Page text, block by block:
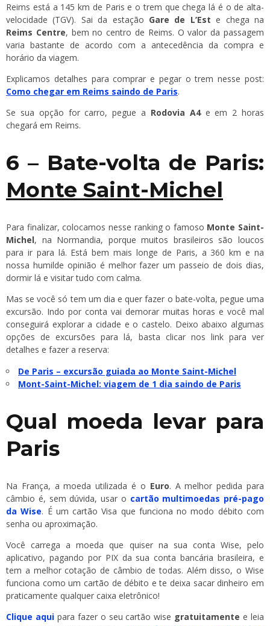
Reims está a 145 km de Paris e o trem que chega lá é o de alta-
velocidade (TGV). Sai da estação Gare de L’Est e chega na
Reims Centre, bem no centro de Reims. O valor da passagem
varia bastante de acordo com a antecedência da compra e
horário da viagem.
Explicamos detalhes para comprar e pegar o trem nesse post:
Como chegar em Reims saindo de Paris.
Se sua opção for carro, pegue a Rodovia A4e em 2 horas
chegará em Reims.
6 – Bate-volta de Paris:
Monte Saint-Michel
Para finalizar, colocamos nesse ranking o famoso Monte Saint-
Michel, na Normandia, porque muitos brasileiros são loucos
para ir para lá. Está bem mais longe de Paris, a 360 km e na
nossa humilde opinião é melhor fazer um passeio de dois dias,
dormir lá e visitar tudo com calma.
Mas se você só tem um dia e quer fazer o bate-volta, pegue uma
excursão. Indo por conta vai demorar muitas horas e você mal
conseguirá explorar a cidade e o castelo. Deixo abaixo algumas
opções de excursões para lá, basta clicar nos link para ver
detalhes e fazer a reserva:
De Paris – excursão guiada ao Monte Saint-Michel
Mont-Saint-Michel: viagem de 1 dia saindo de Paris
Qual moeda levar para
Paris
Na França, a moeda utilizada é o Euro. A melhor pedida para
câmbio é, sem dúvida, usar o cartão multimoedas pré-pago
da Wise. É um cartão Visa que funciona no modo débito com
senha ou aproximação.
Você carrega a moeda que quiser na sua conta Wise, pelo
aplicativo, pagando por PIX da sua conta bancária brasileira, e
tem a melhor cotação de câmbio de todas. Além disso, o Wise
funciona como um cartão de débito e te deixa sacar dinheiro em
praticamente qualquer caixa eletrônico!
Clique aquipara fazer o seu cartão wise gratuitamente e leia